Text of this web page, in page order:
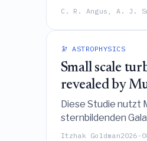
sowie die
C. R. Angus, A. J.
🔭 ASTROPHYSICS
Small scale
revealed by
Diese Studie nutzt
sternbildenden
nebulösen Gas als
Itzhak Goldman2026-